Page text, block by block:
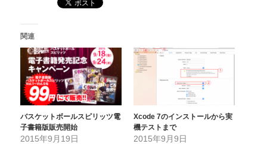
関連
バスケットボールスピリッツ電
子書籍版販売開始
2015年9月19日
Xcode 7のインストールから実
機テストまで
2015年9月9日